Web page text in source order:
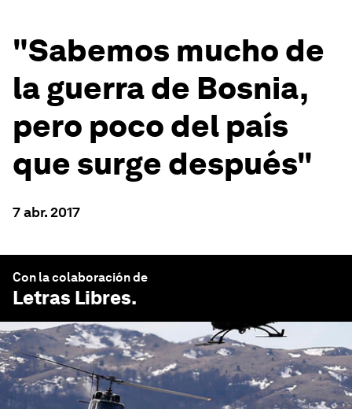
"Sabemos mucho de
la guerra de Bosnia,
pero poco del país
que surge después"
7 abr. 2017
Con la colaboración de
Letras Libres.